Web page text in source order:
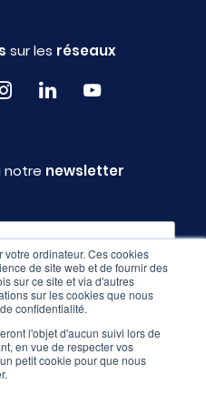
ordinateur. Ces cookies
de site web et de fournir des
sur ce site et via d'autres
sur les cookies que nous
confidentialité.
l'objet d'aucun suivi lors de
en vue de respecter vos
petit cookie pour que nous
sur les réseaux
notre newsletter